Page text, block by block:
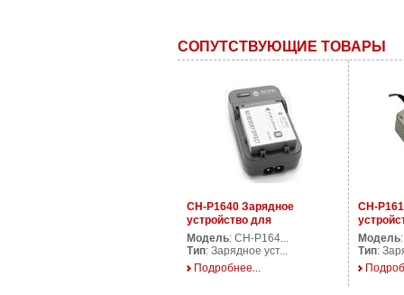
СОПУТСТВУЮЩИЕ ТОВАРЫ
CH-P1640 Зарядное
устройство для
аккумуляторов фото/
видеокамер
Модель: CH-P164...
Тип: Зарядное уст...
Подробнее...
CH-
Модель
Тип: